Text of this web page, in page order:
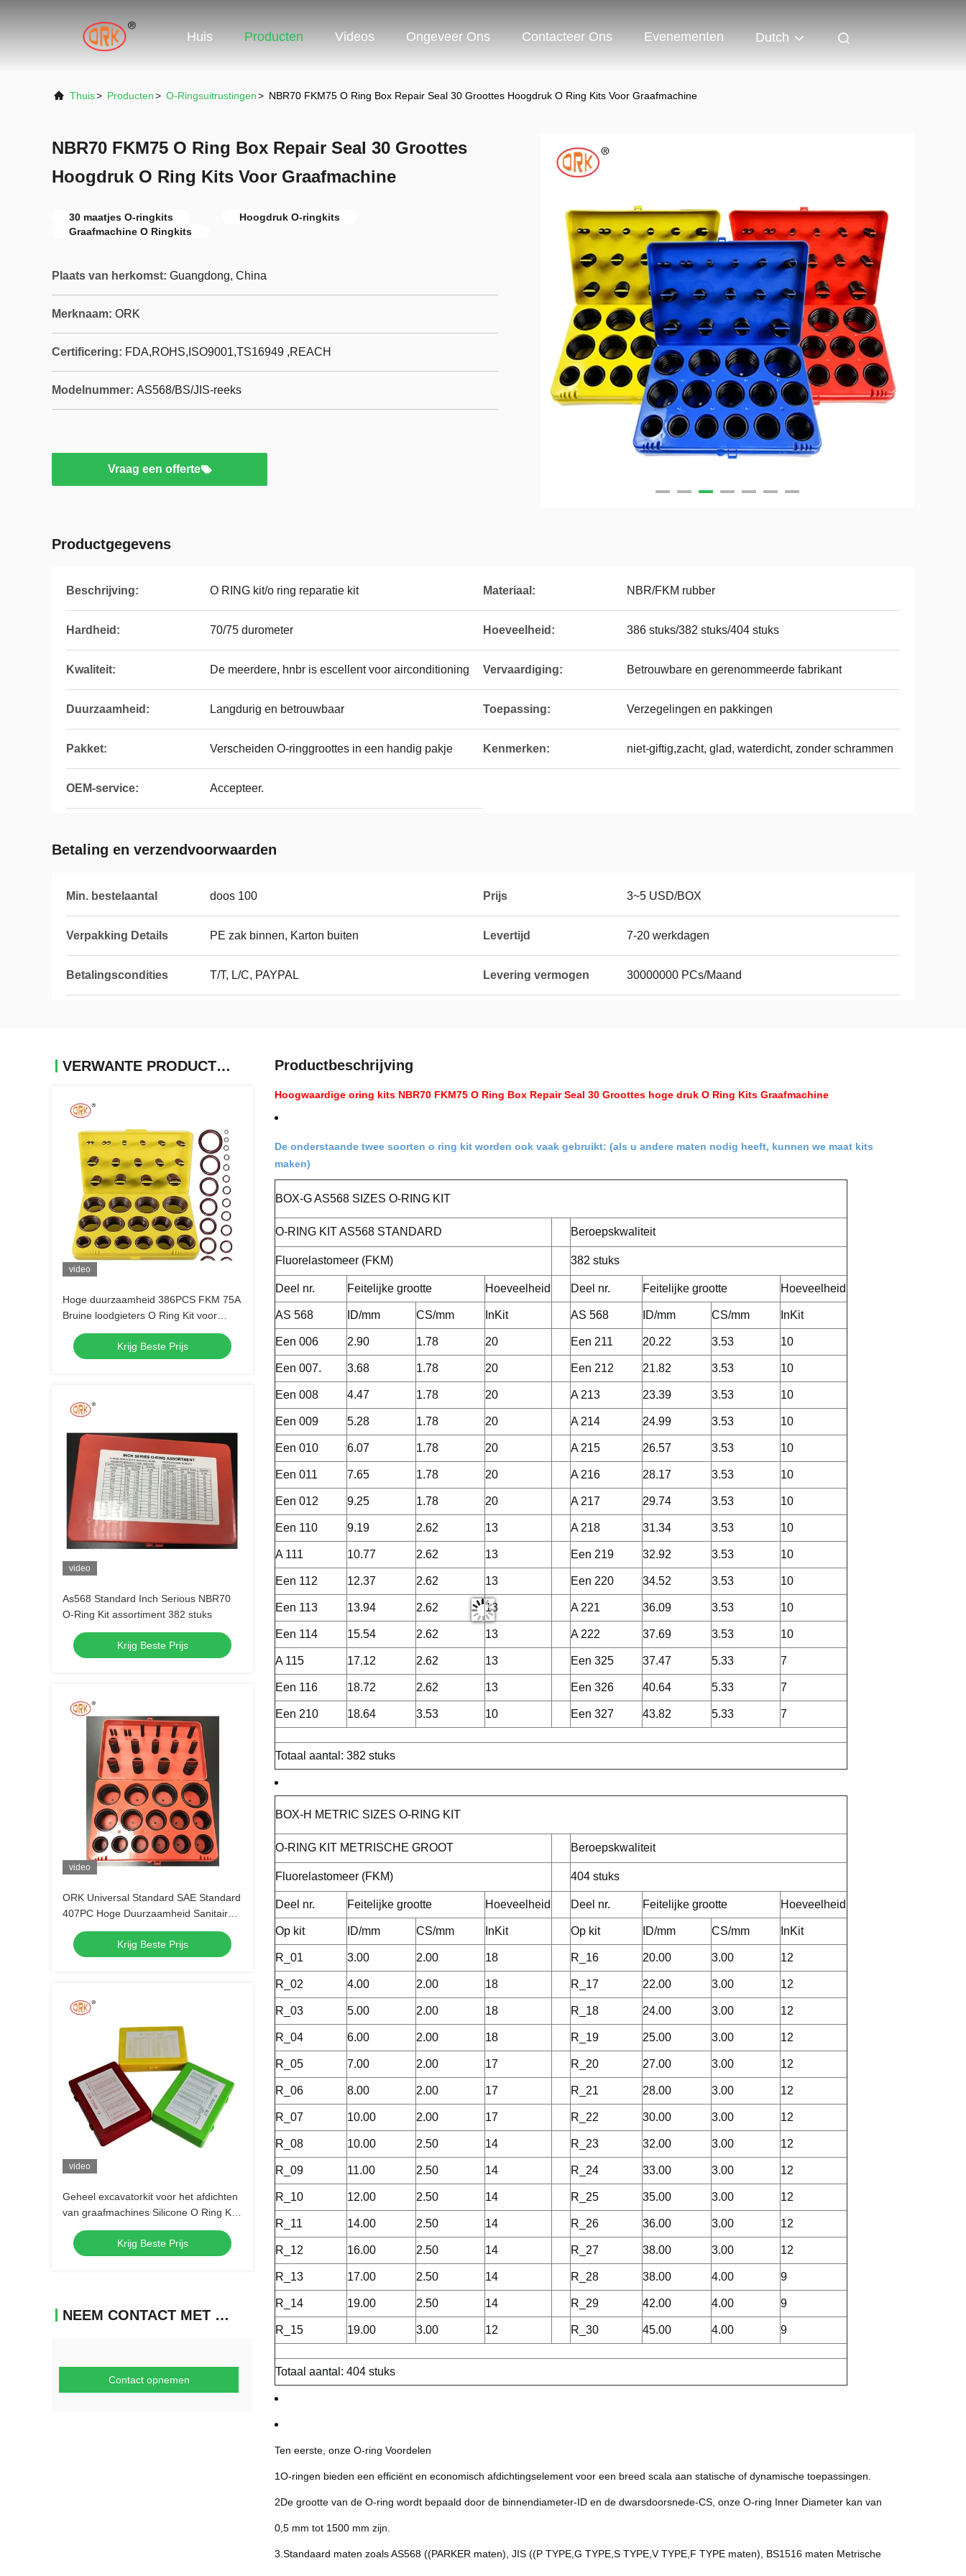
Huis Producten Videos Ongeveer Ons Contacteer Ons Evenementen Dutch
Thuis> Producten> O-Ringsuitrustingen> NBR70 FKM75 O Ring Box Repair Seal 30 Groottes Hoogdruk O Ring Kits Voor Graafmachine
NBR70 FKM75 O Ring Box Repair Seal 30 Groottes
Hoogdruk O Ring Kits Voor Graafmachine
30 maatjes O-ringkits
Hoogdruk O-ringkits
Graafmachine O Ringkits
Plaats van herkomst: Guangdong, China
Merknaam: ORK
Certificering: FDA,ROHS,ISO9001,TS16949 ,REACH
Modelnummer: AS568/BS/JIS-reeks
Vraag een offerte
Productgegevens
Beschrijving: O RING kit/o ring reparatie kit Materiaal: NBR/FKM rubber
Hardheid: 70/75 durometer Hoeveelheid: 386 stuks/382 stuks/404 stuks
Kwaliteit: De meerdere, hnbr is escellent voor airconditioning Vervaardiging: Betrouwbare en gerenommeerde fabrikant
Duurzaamheid: Langdurig en betrouwbaar Toepassing: Verzegelingen en pakkingen
Pakket: Verscheiden O-ringgroottes in een handig pakje Kenmerken: niet-giftig,zacht, glad, waterdicht, zonder schrammen
OEM-service: Accepteer.
Betaling en verzendvoorwaarden
Min. bestelaantal doos 100 Prijs 3~5 USD/BOX
Verpakking Details PE zak binnen, Karton buiten Levertijd 7-20 werkdagen
Betalingscondities T/T, L/C, PAYPAL Levering vermogen 30000000 PCs/Maand
VERWANTE PRODUCTEN
video
Hoge duurzaamheid 386PCS FKM 75A
Bruine loodgieters O Ring Kit voor
automotive kraan reparatie
afdichtingen Krijg Beste Prijs
video
As568 Standard Inch Serious NBR70
O-Ring Kit assortiment 382 stuks
Krijg Beste Prijs
video
ORK Universal Standard SAE Standard
407PC Hoge Duurzaamheid Sanitair
Rubber O Ring Kit
Krijg Beste Prijs
video
Geheel excavatorkit voor het afdichten
van graafmachines Silicone O Ring Kit
Inclusief Geheel excavatorkit
Krijg Beste Prijs
NEEM CONTACT MET ONS OP
Contact opnemen
Productbeschrijving
Hoogwaardige oring kits NBR70 FKM75 O Ring Box Repair Seal 30 Groottes hoge druk O Ring Kits Graafmachine
De onderstaande twee soorten o ring kit worden ook vaak gebruikt: (als u andere maten nodig heeft, kunnen we maat kits
maken)
BOX-G AS568 SIZES O-RING KIT
O-RING KIT AS568 STANDARD Beroepskwaliteit
Fluorelastomeer (FKM) 382 stuks
Deel nr. Feitelijke grootte Hoeveelheid Deel nr. Feitelijke grootte Hoeveelheid
AS 568 ID/mm CS/mm InKit AS 568 ID/mm CS/mm InKit
Een 006 2.90 1.78 20 Een 211 20.22 3.53 10
Een 007. 3.68 1.78 20 Een 212 21.82 3.53 10
Een 008 4.47 1.78 20 A 213 23.39 3.53 10
Een 009 5.28 1.78 20 A 214 24.99 3.53 10
Een 010 6.07 1.78 20 A 215 26.57 3.53 10
Een 011 7.65 1.78 20 A 216 28.17 3.53 10
Een 012 9.25 1.78 20 A 217 29.74 3.53 10
Een 110 9.19 2.62 13 A 218 31.34 3.53 10
A 111 10.77 2.62 13 Een 219 32.92 3.53 10
Een 112 12.37 2.62 13 Een 220 34.52 3.53 10
Een 113 13.94 2.62 13 A 221 36.09 3.53 10
Een 114 15.54 2.62 13 A 222 37.69 3.53 10
A 115 17.12 2.62 13 Een 325 37.47 5.33 7
Een 116 18.72 2.62 13 Een 326 40.64 5.33 7
Een 210 18.64 3.53 10 Een 327 43.82 5.33 7
Totaal aantal: 382 stuks
BOX-H METRIC SIZES O-RING KIT
O-RING KIT METRISCHE GROOT Beroepskwaliteit
Fluorelastomeer (FKM) 404 stuks
Deel nr. Feitelijke grootte Hoeveelheid Deel nr. Feitelijke grootte Hoeveelheid
Op kit ID/mm CS/mm InKit Op kit ID/mm CS/mm InKit
R_01 3.00 2.00 18 R_16 20.00 3.00 12
R_02 4.00 2.00 18 R_17 22.00 3.00 12
R_03 5.00 2.00 18 R_18 24.00 3.00 12
R_04 6.00 2.00 18 R_19 25.00 3.00 12
R_05 7.00 2.00 17 R_20 27.00 3.00 12
R_06 8.00 2.00 17 R_21 28.00 3.00 12
R_07 10.00 2.00 17 R_22 30.00 3.00 12
R_08 10.00 2.50 14 R_23 32.00 3.00 12
R_09 11.00 2.50 14 R_24 33.00 3.00 12
R_10 12.00 2.50 14 R_25 35.00 3.00 12
R_11 14.00 2.50 14 R_26 36.00 3.00 12
R_12 16.00 2.50 14 R_27 38.00 3.00 12
R_13 17.00 2.50 14 R_28 38.00 4.00 9
R_14 19.00 2.50 14 R_29 42.00 4.00 9
R_15 19.00 3.00 12 R_30 45.00 4.00 9
Totaal aantal: 404 stuks
Ten eerste, onze O-ring Voordelen
1O-ringen bieden een efficiënt en economisch afdichtingselement voor een breed scala aan statische of dynamische toepassingen.
2De grootte van de O-ring wordt bepaald door de binnendiameter-ID en de dwarsdoorsnede-CS, onze O-ring Inner Diameter kan van
0,5 mm tot 1500 mm zijn.
3.Standaard maten zoals AS568 ((PARKER maten), JIS ((P TYPE,G TYPE,S TYPE,V TYPE,F TYPE maten), BS1516 maten Metrische